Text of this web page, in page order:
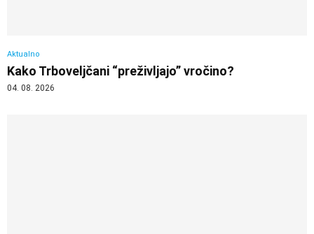
Aktualno
Kako Trboveljčani “preživljajo” vročino?
04. 08. 2026